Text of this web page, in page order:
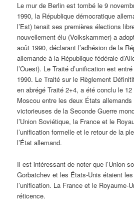
Le mur de Berlin est tombé le 9
1990, la République démocratique
l’Est) tenait ses premières élections
nouvellement élu (Volkskammer) a
août 1990, déclarant l’adhésion de la
allemande à la République fédérale
l’Ouest). Le Traité d’unification est
1990. Le Traité sur le Règlement
en abrégé Traité 2+4, a été conclu le
Moscou entre les deux États
victorieuses de la Seconde Guerre
l’Union Soviétique, la France et le
l’unification formelle et le retour de la
l’État allemand.
Il est intéressant de noter que l’Union
Gorbatchev et les États-Unis étaient
l’unification. La France et le Royaume-
réticence.